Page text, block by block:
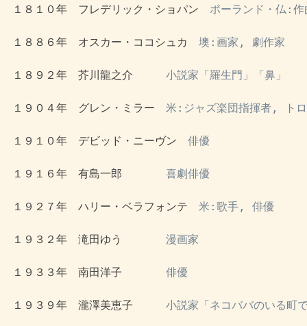
１８１０年　フレデリック・ショパン ポーランド・仏:作
１８８６年　オスカー・ココシュカ 墺:画家, 劇作家
１８９２年　芥川龍之介 小説家「羅生門」「鼻」
１９０４年　グレン・ミラー 米:ジャズ楽団指揮者, トロ
１９１０年　デビッド・ニーヴン 俳優
１９１６年　有島一郎 喜劇俳優
１９２７年　ハリー・ベラフォンテ 米:歌手, 俳優
１９３２年　滝田ゆう 漫画家
１９３３年　南田洋子 俳優
１９３９年　瀧澤美恵子 小説家「ネコババのいる町